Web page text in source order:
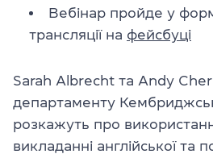
Вебінар пройде у
трансляції на фейсбуці
Sarah Albrecht та Andy
департаменту
розкажуть про
викладанні англійської та